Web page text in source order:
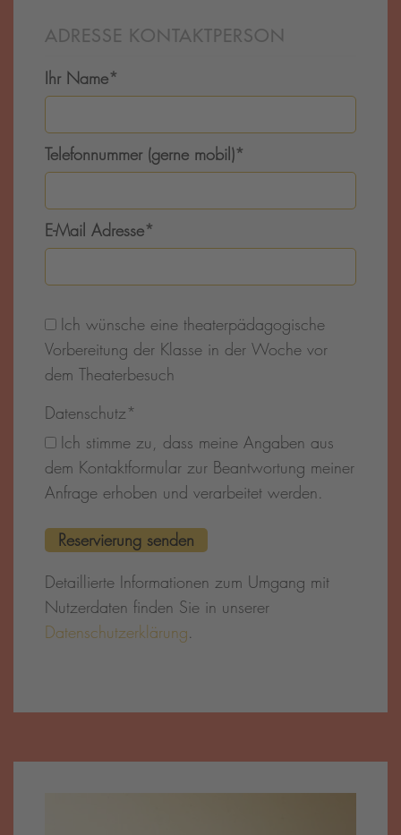
ADRESSE KONTAKTPERSON
Ihr Name*
Telefonnummer (gerne mobil)*
E-Mail Adresse*
Ich wünsche eine theaterpädagogische
Vorbereitung der Klasse in der Woche vor
dem Theaterbesuch
Datenschutz*
Ich stimme zu, dass meine Angaben aus
dem Kontaktformular zur Beantwortung meiner
Anfrage erhoben und verarbeitet werden.
Detaillierte Informationen zum Umgang mit
Nutzerdaten finden Sie in unserer
Datenschutzerklärung